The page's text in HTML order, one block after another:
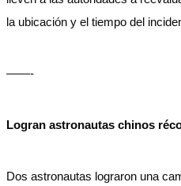
la ubicación y el tiempo del
——-
Logran astronautas chinos
Dos astronautas lograron una